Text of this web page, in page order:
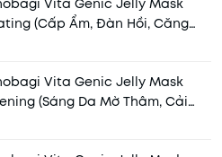
Vita Genic Jelly Mask
(Cấp Ẩm, Đàn Hồi, Căng
Vita Genic Jelly Mask
(Sáng Da Mờ Thâm, Cải